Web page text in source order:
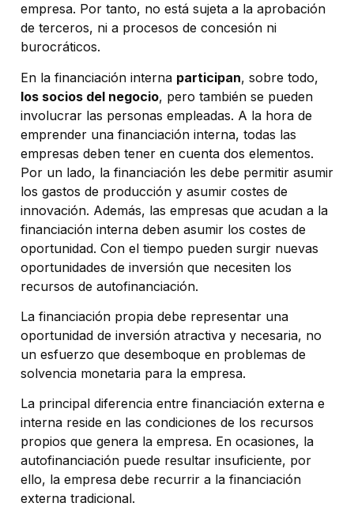
empresa. Por tanto, no está sujeta a la aprobación
de terceros, ni a procesos de concesión ni
burocráticos.
En la financiación interna participan, sobre todo,
los socios del negocio, pero también se pueden
involucrar las personas empleadas. A la hora de
emprender una financiación interna, todas las
empresas deben tener en cuenta dos elementos.
Por un lado, la financiación les debe permitir asumir
los gastos de producción y asumir costes de
innovación. Además, las empresas que acudan a la
financiación interna deben asumir los costes de
oportunidad. Con el tiempo pueden surgir nuevas
oportunidades de inversión que necesiten los
recursos de autofinanciación.
La financiación propia debe representar una
oportunidad de inversión atractiva y necesaria, no
un esfuerzo que desemboque en problemas de
solvencia monetaria para la empresa.
La principal diferencia entre financiación externa e
interna reside en las condiciones de los recursos
propios que genera la empresa. En ocasiones, la
autofinanciación puede resultar insuficiente, por
ello, la empresa debe recurrir a la financiación
externa tradicional.